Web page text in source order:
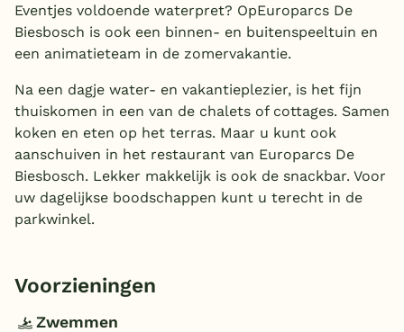
Eventjes voldoende waterpret? OpEuroparcs De
Biesbosch is ook een binnen- en buitenspeeltuin en
een animatieteam in de zomervakantie.
Na een dagje water- en vakantieplezier, is het fijn
thuiskomen in een van de chalets of cottages. Samen
koken en eten op het terras. Maar u kunt ook
aanschuiven in het restaurant van Europarcs De
Biesbosch. Lekker makkelijk is ook de snackbar. Voor
uw dagelijkse boodschappen kunt u terecht in de
parkwinkel.
Voorzieningen
Zwemmen